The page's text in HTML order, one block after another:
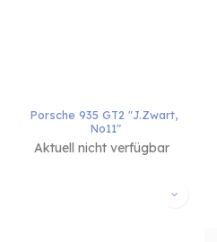
Porsche 935 GT2 "J.Zwart,
No11"
Aktuell nicht verfügbar